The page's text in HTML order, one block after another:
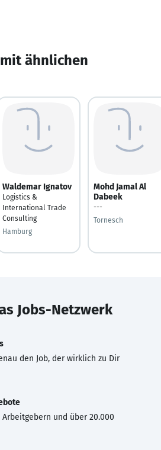
ähnlichen
Waldemar Ignatov
Logistics &
International Trade
Consulting
Hamburg
Mohd Jamal Al
Dabeek
---
Tornesch
Jobs-Netzwerk
den Job, der wirklich zu Dir
und über 20.000